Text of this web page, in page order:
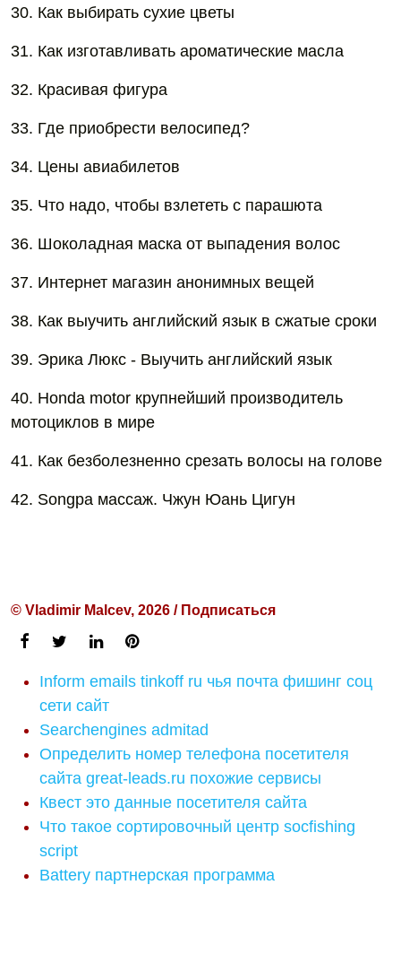
30. Как выбирать сухие цветы
31. Как изготавливать ароматические масла
32. Красивая фигура
33. Где приобрести велосипед?
34. Цены авиабилетов
35. Что надо, чтобы взлететь с парашюта
36. Шоколадная маска от выпадения волос
37. Интернет магазин анонимных вещей
38. Как выучить английский язык в сжатые сроки
39. Эрика Люкс - Выучить английский язык
40. Honda motor крупнейший производитель
мотоциклов в мире
41. Как безболезненно срезать волосы на голове
42. Songpa массаж. Чжун Юань Цигун
© Vladimir Malcev, 2026 / Подписаться
Inform emails tinkoff ru чья почта фишинг соц
сети сайт
Searchengines admitad
Определить номер телефона посетителя
сайта great-leads.ru похожие сервисы
Квест это данные посетителя сайта
Что такое сортировочный центр socfishing
script
Battery партнерская программа